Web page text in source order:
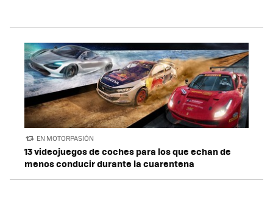
EN MOTORPASIÓN
13 videojuegos de coches para los que echan de
menos conducir durante la cuarentena